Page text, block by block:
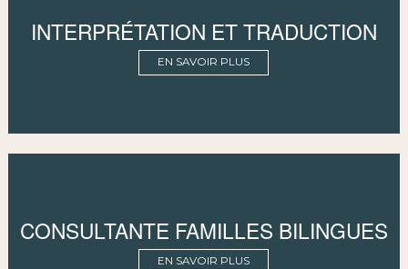
INTERPRÉTATION ET TRADUCTION
EN SAVOIR PLUS
CONSULTANTE FAMILLES BILINGUES
EN SAVOIR PLUS